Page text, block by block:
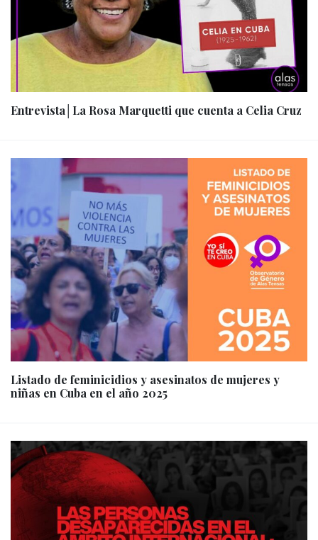
Entrevista│La Rosa Marquetti que cuenta a Celia Cruz
Listado de feminicidios y asesinatos de mujeres y
niñas en Cuba en el año 2025